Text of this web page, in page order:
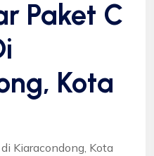
Paket C
Kota
Kiaracondong, Kota